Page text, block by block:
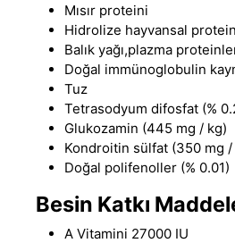
Mısır proteini
Hidrolize hayvansal
Balık yağı,plazma
Doğal immünoglobulin
Tuz
Tetrasodyum difosfat (%
Glukozamin (445 mg / kg)
Kondroitin sülfat (350 mg /
Doğal polifenoller (% 0.01)
Besin Katkı
A Vitamini 27000 IU